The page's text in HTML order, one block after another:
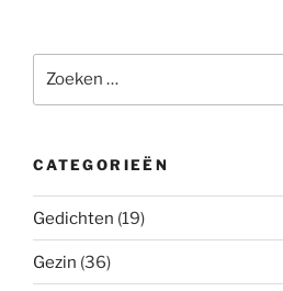
naar:
CATEGORIEËN
Gedichten (19)
Gezin (36)